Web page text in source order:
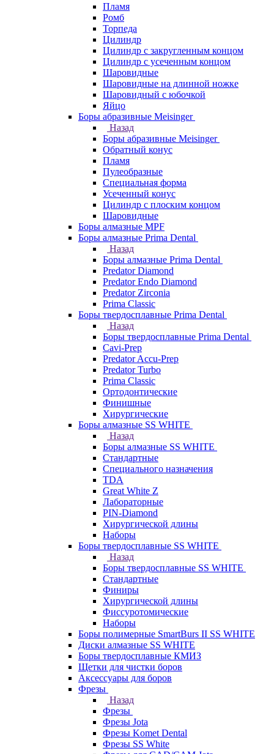
Пламя
Ромб
Торпеда
Цилиндр
Цилиндр с закругленным концом
Цилиндр с усеченным концом
Шаровидные
Шаровидные на длинной ножке
Шаровидный с юбочкой
Яйцо
Боры абразивные Meisinger
Назад
Боры абразивные Meisinger
Обратный конус
Пламя
Пулеобразные
Специальная форма
Усеченный конус
Цилиндр с плоским концом
Шаровидные
Боры алмазные MPF
Боры алмазные Prima Dental
Назад
Боры алмазные Prima Dental
Predator Diamond
Predator Endo Diamond
Predator Zirconia
Prima Classic
Боры твердосплавные Prima Dental
Назад
Боры твердосплавные Prima Dental
Cavi-Prep
Predator Accu-Prep
Predator Turbo
Prima Classic
Ортодонтические
Финишные
Хирургические
Боры алмазные SS WHITE
Назад
Боры алмазные SS WHITE
Стандартные
Специального назначения
TDA
Great White Z
Лабораторные
PIN-Diamond
Хирургической длины
Наборы
Боры твердосплавные SS WHITE
Назад
Боры твердосплавные SS WHITE
Стандартные
Финиры
Хирургической длины
Фиссуротомические
Наборы
Боры полимерные SmartBurs II SS WHITE
Диски алмазные SS WHITE
Боры твердосплавные КМИЗ
Щетки для чистки боров
Аксессуары для боров
Фрезы
Назад
Фрезы
Фрезы Jota
Фрезы Komet Dental
Фрезы SS White